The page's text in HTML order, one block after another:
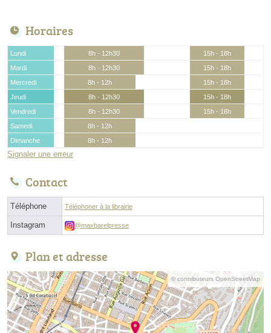
Horaires
Lundi 8h - 12h30
15h - 18h
Mardi
8h - 12h30
15h - 18h
Mercredi
8h - 12h
15h - 18h
Jeudi
8h - 12h30
15h - 18h
Vendredi
8h - 12h30
15h - 18h
Samedi
8h - 12h
Dimanche
8h - 12h
Signaler une erreur
Contact
Téléphone Téléphoner à la librairie
Instagram @maxbarelpresse
Plan et adresse
© contributeurs OpenStreetMap